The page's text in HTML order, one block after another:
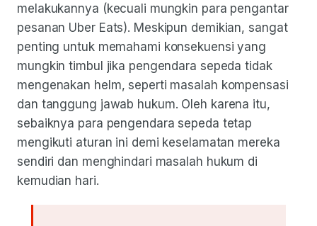
melakukannya (kecuali mungkin para pengantar
pesanan Uber Eats). Meskipun demikian, sangat
penting untuk memahami konsekuensi yang
mungkin timbul jika pengendara sepeda tidak
mengenakan helm, seperti masalah kompensasi
dan tanggung jawab hukum. Oleh karena itu,
sebaiknya para pengendara sepeda tetap
mengikuti aturan ini demi keselamatan mereka
sendiri dan menghindari masalah hukum di
kemudian hari.